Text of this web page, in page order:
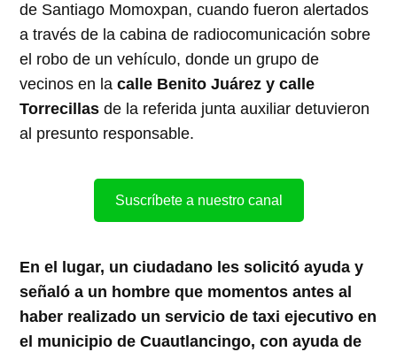
de Santiago Momoxpan, cuando fueron alertados
a través de la cabina de radiocomunicación sobre
el robo de un vehículo, donde un grupo de
vecinos en lacalle Benito Juárez y calle
Torrecillas de la referida junta auxiliar detuvieron
al presunto responsable.
Suscríbete a nuestro canal
En el lugar, un ciudadano les solicitó ayuda y
señaló a un hombre que momentos antes al
haber realizado un servicio de taxi ejecutivo en
el municipio de Cuautlancingo, con ayuda de